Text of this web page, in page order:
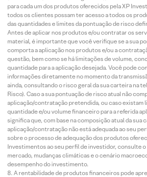
para cada um dos produtos oferecidos pela XP
todos os clientes possam ter acesso a todos os
das quantidades e limites da pontuação de risco
Antes de aplicar nos produtos e/ou contratar os
material, é importante que você verifique se a sua
comporta a aplicação nos produtos e/ou a
questão, bem como se há limitações de volume,
quantidade para a aplicação desejada. Você pode
informações diretamente no momento da
ainda, consultando o risco geral da sua carteira na
Risco). Caso a sua pontuação de risco atual não
aplicação/contratação pretendida, ou caso existam
quantidade e/ou volume financeiro para a referida
significa que, com base na composição atual da sua
aplicação/contratação não está adequada ao seu
sobre o processo de adequação dos produtos
Investimentos ao seu perfil de investidor, consulte o
mercado, mudanças climáticas e o cenário
desempenho do investimento.
A rentabilidade de produtos financeiros pode